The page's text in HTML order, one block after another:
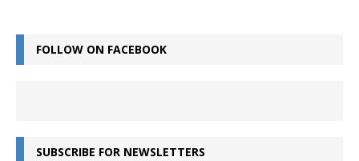
FOLLOW ON FACEBOOK
SUBSCRIBE FOR NEWSLETTERS